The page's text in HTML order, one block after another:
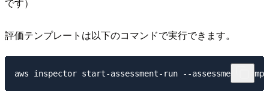
評価テンプレートは以下のコマンドで実行できます。